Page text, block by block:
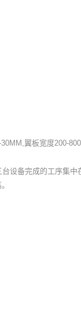
翼板宽度200-
设备完成的工序集